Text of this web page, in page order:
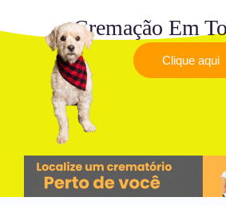
Cremação Em
Clique aqui